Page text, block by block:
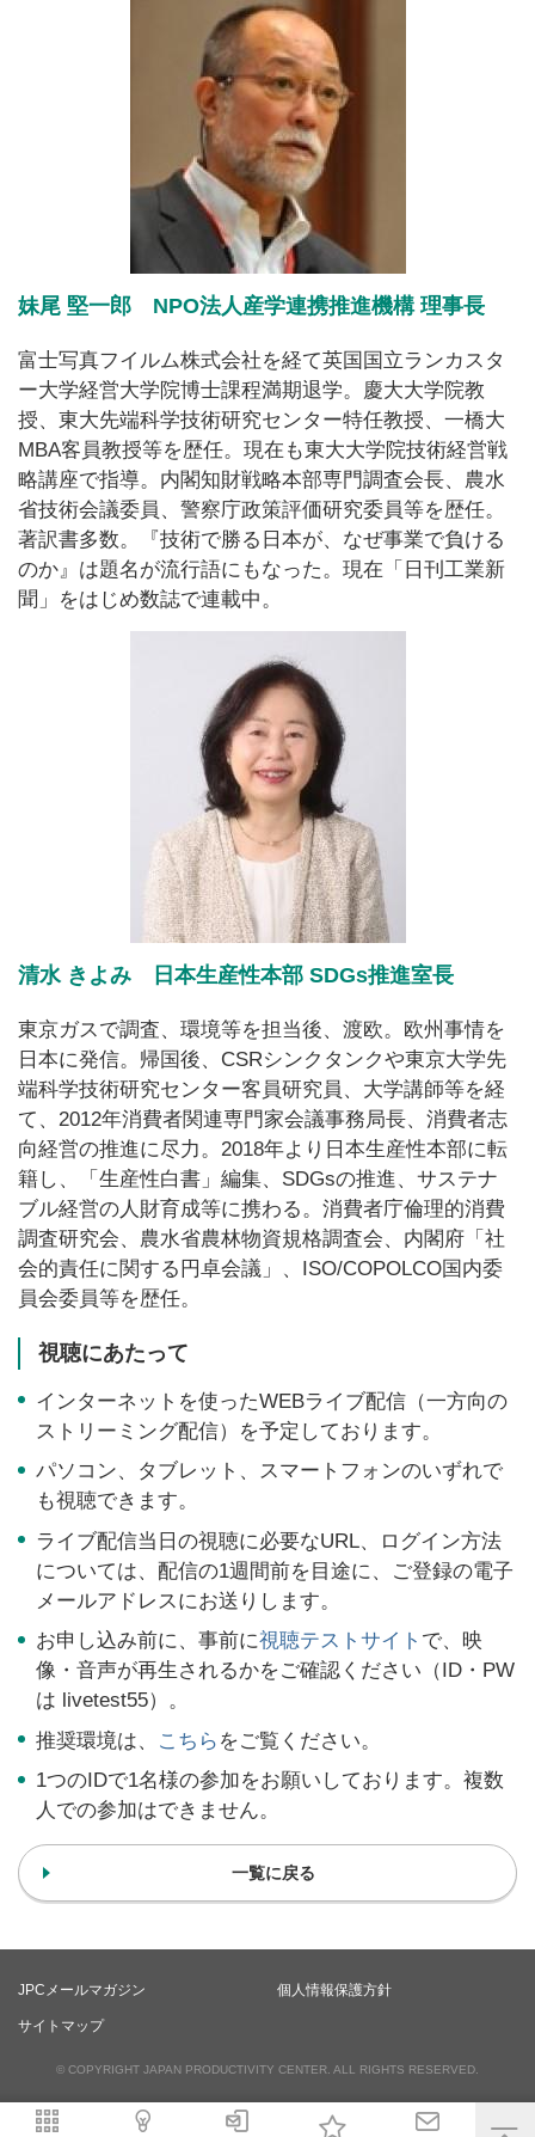
妹尾 堅一郎 NPO法人産学連携推進機構 理事長
富士写真フイルム株式会社を経て英国国立ランカスタ
ー大学経営大学院博士課程満期退学。慶大大学院教
授、東大先端科学技術研究センター特任教授、一橋大
MBA客員教授等を歴任。現在も東大大学院技術経営戦
略講座で指導。内閣知財戦略本部専門調査会長、農水
省技術会議委員、警察庁政策評価研究委員等を歴任。
著訳書多数。『技術で勝る日本が、なぜ事業で負ける
のか』は題名が流行語にもなった。現在「日刊工業新
聞」をはじめ数誌で連載中。
清水 きよみ 日本生産性本部 SDGs推進室長
東京ガスで調査、環境等を担当後、渡欧。欧州事情を
日本に発信。帰国後、CSRシンクタンクや東京大学先
端科学技術研究センター客員研究員、大学講師等を経
て、2012年消費者関連専門家会議事務局長、消費者志
向経営の推進に尽力。2018年より日本生産性本部に転
籍し、「生産性白書」編集、SDGsの推進、サステナ
ブル経営の人財育成等に携わる。消費者庁倫理的消費
調査研究会、農水省農林物資規格調査会、内閣府「社
会的責任に関する円卓会議」、ISO/COPOLCO国内委
員会委員等を歴任。
視聴にあたって
インターネットを使ったWEBライブ配信（一方向の
ストリーミング配信）を予定しております。
パソコン、タブレット、スマートフォンのいずれで
も視聴できます。
ライブ配信当日の視聴に必要なURL、ログイン方法
については、配信の1週間前を目途に、ご登録の電子
メールアドレスにお送りします。
お申し込み前に、事前に視聴テストサイト で、映
像・音声が再生されるかをご確認ください（ID・PW
は livetest55）。
推奨環境は、
こちら をご覧ください。
1つのIDで1名様の参加をお願いしております。複数
人での参加はできません。
一覧に戻る
JPCメールマガジン 個人情報保護方針
サイトマップ
© COPYRIGHT JAPAN PRODUCTIVITY CENTER. ALL RIGHTS RESERVED.